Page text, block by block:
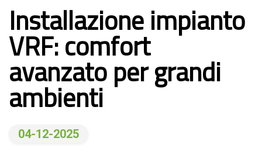
Installazione impianto
VRF: comfort
avanzato per grandi
ambienti
04-12-2025